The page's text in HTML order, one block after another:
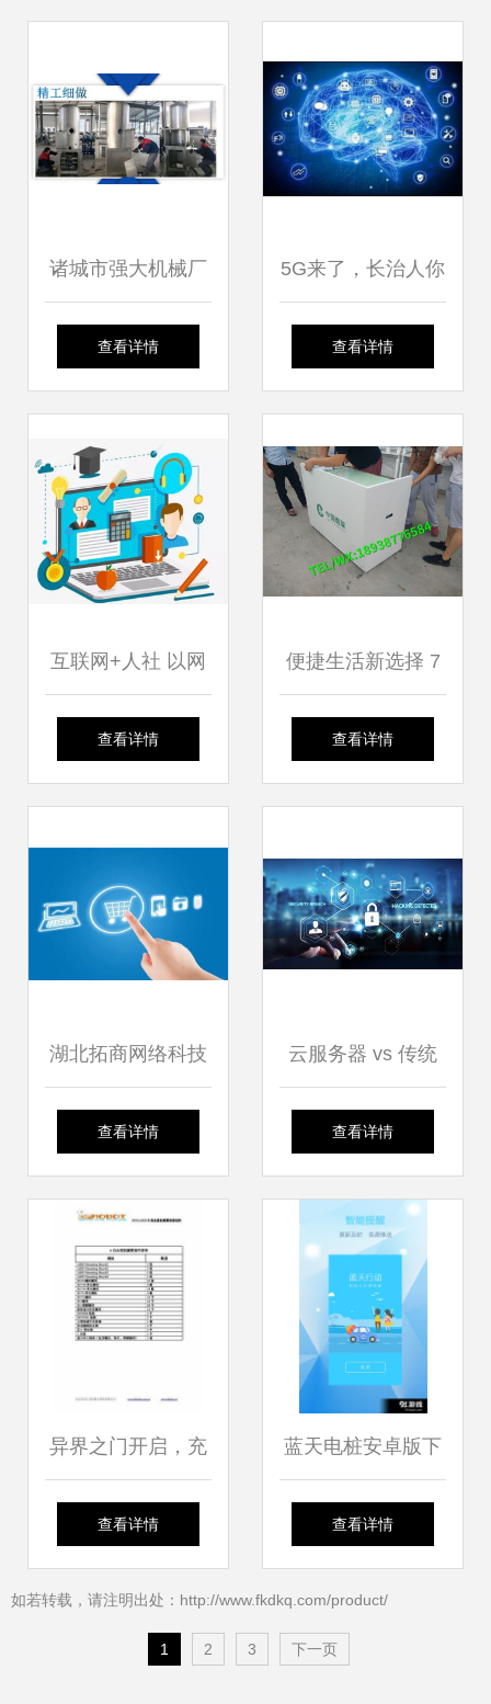
域迎来新机遇 术大会
诸城市强大机械厂
香椿芽与瓜子真空
造商
查看详情
5G来了，长治人你
准备好了吗？——
革
查看详情
互联网+人社 以网
络技术服务点亮便
查看详情
便捷生活新选择 7
天到货斜坡烟柜，
全可靠网络技术服
务
查看详情
湖北拓商网络科技
解析 影响商品转化
络技术服务
查看详情
云服务器 vs 传统
服务器 网络技术服
查看详情
异界之门开启，充
值竟成0.1折？——
的网络服务新纪元
查看详情
蓝天电桩安卓版下
载指南 v1.4.2最新
网服务解析
查看详情
如若转载，请注明出处：http://www.fkdkq.com/product/
1 2 3 下一页